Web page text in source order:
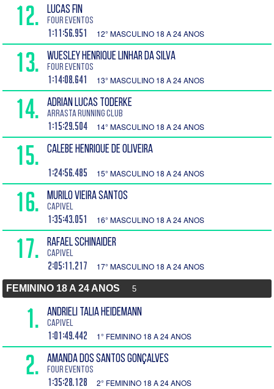
12. LUCAS FIN
Four Eventos
1:11:56.951 12° MASCULINO 18 A 24 ANOS
13. WUESLEY HENRIQUE LINHAR DA SILVA
Four Eventos
1:14:08.641 13° MASCULINO 18 A 24 ANOS
14. ADRIAN LUCAS TODERKE
ARRASTA RUNNING CLUB
1:15:29.504 14° MASCULINO 18 A 24 ANOS
15. CALEBE HENRIQUE DE OLIVEIRA
1:24:56.485 15° MASCULINO 18 A 24 ANOS
16. MURILO VIEIRA SANTOS
Capivel
1:35:43.051 16° MASCULINO 18 A 24 ANOS
17. RAFAEL SCHINAIDER
Capivel
2:05:11.217 17° MASCULINO 18 A 24 ANOS
FEMININO 18 A 24 ANOS 5
1. ANDRIELI TALIA HEIDEMANN
Capivel
1:01:49.442 1° FEMININO 18 A 24 ANOS
2. AMANDA DOS SANTOS GONÇALVES
Four Eventos
1:35:28.128 2° FEMININO 18 A 24 ANOS